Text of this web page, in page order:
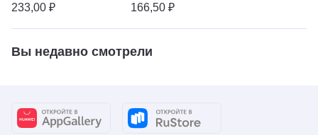
233,00 ₽ 166,50 ₽
Вы недавно смотрели